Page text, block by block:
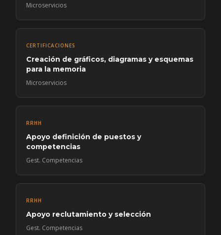
Microservicios
CERTIFICACIONES
Creación de gráficos, diagramas y esquemas
para la memoria
Microservicios
RRHH
Apoyo definición de puestos y
competencias
Gest. Competencias
RRHH
Apoyo reclutamiento y selección
Gest. Competencias